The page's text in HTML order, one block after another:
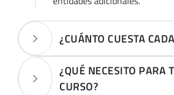
¿CUÁNTO CUESTA
¿QUÉ NECESITO PARA
CURSO?